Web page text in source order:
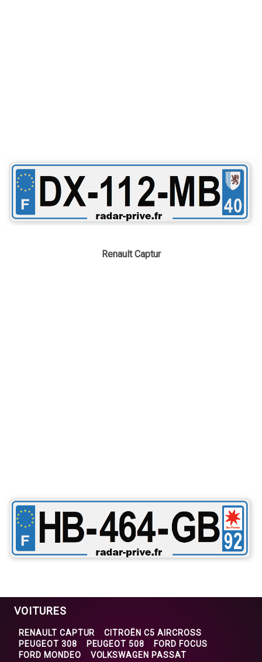
Renault Captur
VOITURES
RENAULT CAPTUR
CITROËN C5 AIRCROSS
PEUGEOT 308
PEUGEOT 508
FORD FOCUS
FORD MONDEO
VOLKSWAGEN PASSAT